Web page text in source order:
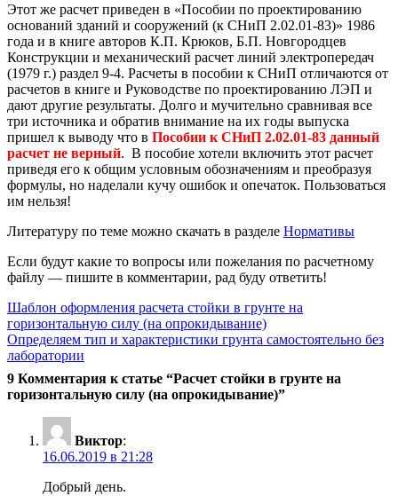
Этот же расчет приведен в «Пособии по проектированию
оснований зданий и сооружений (к СНиП 2.02.01-83)» 1986
года и в книге авторов К.П. Крюков, Б.П. Новгородцев
Конструкции и механический расчет линий электропередач
(1979 г.) раздел 9-4. Расчеты в пособии к СНиП отличаются от
расчетов в книге и Руководстве по проектированию ЛЭП и
дают другие результаты. Долго и мучительно сравнивая все
три источника и обратив внимание на их годы выпуска
пришел к выводу что в Пособии к СНиП 2.02.01-83 данный
расчет не верный. В пособие хотели включить этот расчет
приведя его к общим условным обозначениям и преобразуя
формулы, но наделали кучу ошибок и опечаток. Пользоваться
им нельзя!
Литературу по теме можно скачать в разделе Нормативы
Если будут какие то вопросы или пожелания по расчетному
файлу — пишите в комментарии, рад буду ответить!
Навигация
по
записям
Шаблон оформления расчета стойки в грунте на
горизонтальную силу (на опрокидывание)
Определяем тип и характеристики грунта самостоятельно без
лаборатории
9 Комментария к статье “Расчет стойки в грунте на
горизонтальную силу (на опрокидывание)”
Виктор:
16.06.2019 в 21:28
Добрый день.